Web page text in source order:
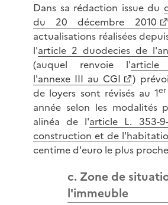
Dans sa rédaction issue du
du 20 décembre 2010
actualisations réalisées
l'article 2 duodecies de
(auquel renvoie l'
l'annexe III au CGI
)
de loyers sont révisés au 1er
année selon les modalités
alinéa de l'article L. 353-
construction et de
centime d'euro le plus
c. Zone de
l'immeuble